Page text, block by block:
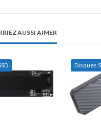
AUSSI AIMER
Disques